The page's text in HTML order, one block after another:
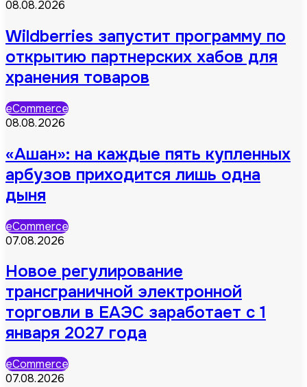
08.08.2026
Wildberries запустит программу по
открытию партнерских хабов для
хранения товаров
eCommerce
08.08.2026
«Ашан»: на каждые пять купленных
арбузов приходится лишь одна
дыня
eCommerce
07.08.2026
Новое регулирование
трансграничной электронной
торговли в ЕАЭС заработает с 1
января 2027 года
eCommerce
07.08.2026